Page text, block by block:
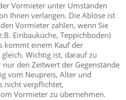
Vormieter unter Umständen
Ihnen verlangen. Die Ablöse ist
Vormieter zahlen, wenn Sie
Einbauküche, Teppichboden)
kommt einem Kauf der
Wichtig ist, darauf zu
den Zeitwert der Gegenstände
vom Neupreis, Alter und
nicht verpflichtet,
Vormieter zu übernehmen.